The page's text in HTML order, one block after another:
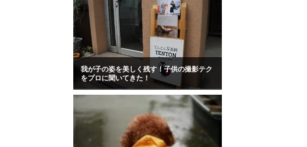
我が子の姿を美しく残す！子供の撮影テク
をプロに聞いてきた！